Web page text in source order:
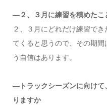
―２、３月に練習を積めたこ
２、３月にどれだけ練習で
てくると思うので、その期
う自信はあります。
―トラックシーズンに向けて
りますか